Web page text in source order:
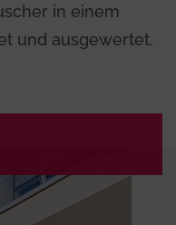
in einem
und ausgewertet.